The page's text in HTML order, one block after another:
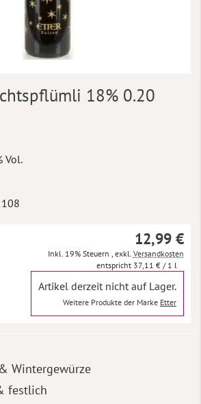
18% 0.20
Vol.
12,99 €
Inkl. 19% Steuern exkl. Versandkosten
37,11 € / 1 l
Artikel derzeit nicht auf Lager.
Weitere Produkte der Marke Etter
Wintergewürze
festlich